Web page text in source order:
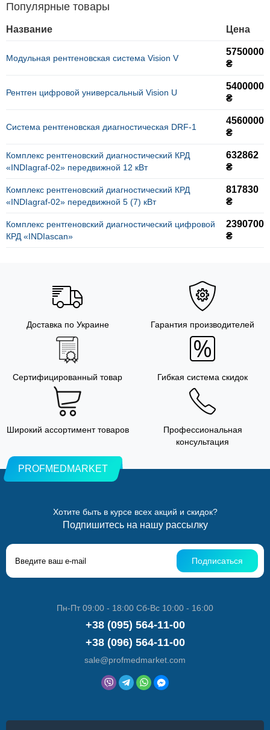
Популярные товары
Название Цена
Модульная рентгеновская система Vision V
5750000
₴
Рентген цифровой универсальный Vision U
5400000
₴
Система рентгеновская диагностическая DRF-1
4560000
₴
Комплекс рентгеновский диагностический КРД
«INDIagraf-02» передвижной 12 кВт
632862
₴
Комплекс рентгеновский диагностический КРД
«INDIagraf-02» передвижной 5 (7) кВт
817830
₴
Комплекс рентгеновский диагностический цифровой
КРД «INDIascan»
2390700
₴
Доставка по Украине Гарантия производителей
Сертифицированный товар Гибкая система скидок
Широкий ассортимент товаров
Профессиональная
консультация
PROFMEDMARKET
Хотите быть в курсе всех акций и скидок?
Подпишитесь на нашу рассылку
Подписаться
Пн-Пт 09:00 - 18:00 Сб-Вс 10:00 - 16:00
+38 (095) 564-11-00
+38 (096) 564-11-00
sale@profmedmarket.com